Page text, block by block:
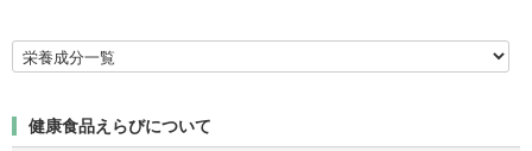
健康食品えらびについて